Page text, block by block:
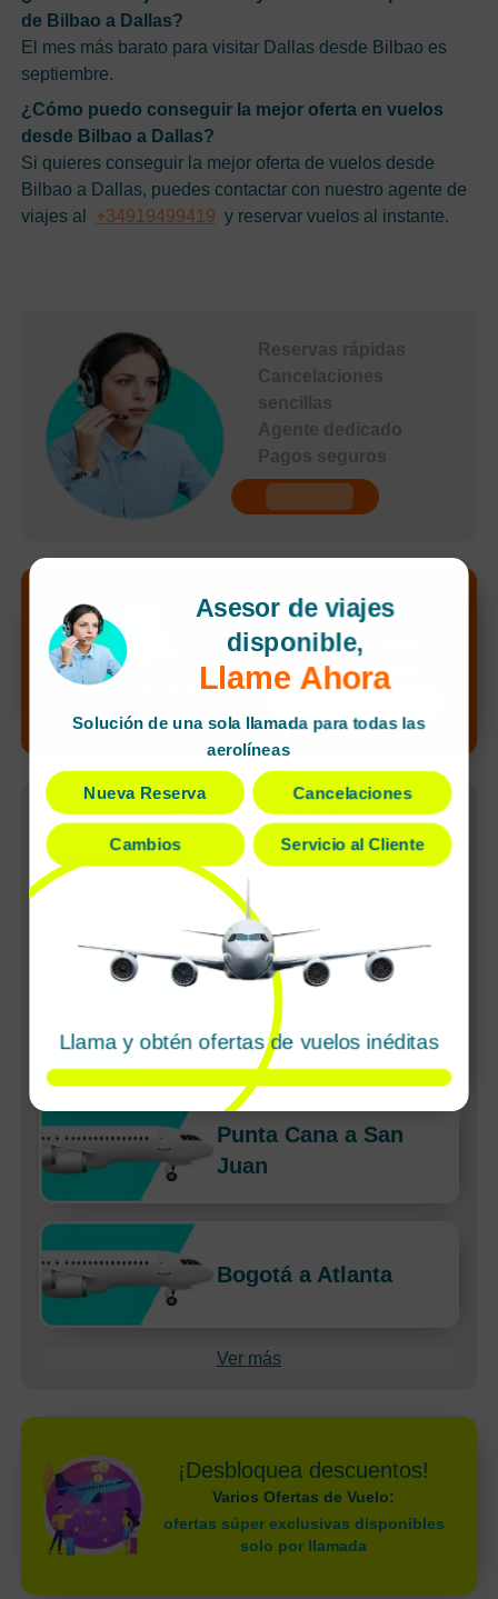
de Bilbao a Dallas?
El mes más barato para visitar Dallas desde Bilbao es
septiembre.
¿Cómo puedo conseguir la mejor oferta en vuelos
desde Bilbao a Dallas?
Si quieres conseguir la mejor oferta de vuelos desde
Bilbao a Dallas, puedes contactar con nuestro agente de
viajes al
+34919499419 y reservar vuelos al instante.
Reservas rápidas
Cancelaciones
sencillas
Agente dedicado
Pagos seguros
¡Alerta de nuevo
precio!
Desbloquea el
precio más bajo
de tu búsqueda
Artículos Recientes
Bogotá a Manaus
Miami a Cuba
Punta Cana a San
Juan
Bogotá a Atlanta
Ver más
¡Desbloquea descuentos!
Varios Ofertas de Vuelo:
ofertas súper exclusivas disponibles
solo por llamada
Asesor de viajes
disponible,
Llame Ahora
Solución de una sola llamada para todas las
aerolíneas
Nueva Reserva Cancelaciones
Cambios Servicio al Cliente
Llama y obtén ofertas de vuelos inéditas